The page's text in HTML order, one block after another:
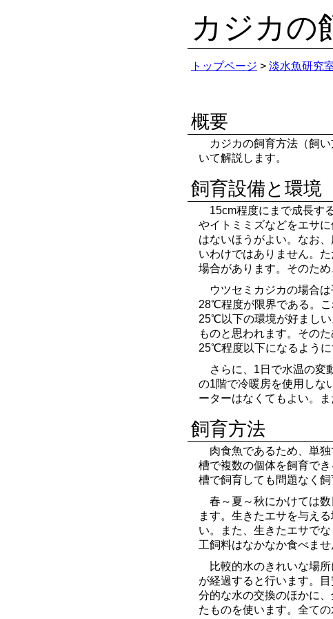
カジカの
トップページ > 淡水魚研究
概要
カジカの飼育方法（飼
いて解説します。
飼育設備と環境
15cm程度にまで成長す
やイトミミズなどをエサ
はないほうがよい。なお
いわけではありません。
場合があります。そのた
ウツセミカジカの場合
28℃程度が限界である。
25℃以下の環境が好まし
ものと思われます。その
25℃程度以下になるように
さらに、1日で水温の変
の1階で冷暖房を使用しな
ーターはなくてもよい。
飼育方法
肉食魚であるため、単
槽で複数の個体を飼育で
槽で飼育しても問題なく飼
春～夏～秋にかけては
ます。生きたエサを与え
い。また、生きたエサで
工飼料はなかなか食べま
比較的水のきれいな場
が経過すると行います。
分的な水の交換のほかに
たものを使います。全て